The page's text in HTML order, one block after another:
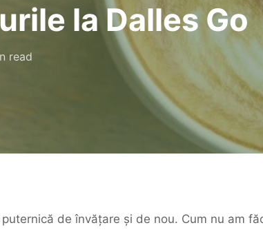
la Dalles Go
read
de învățare și de nou. Cum nu am